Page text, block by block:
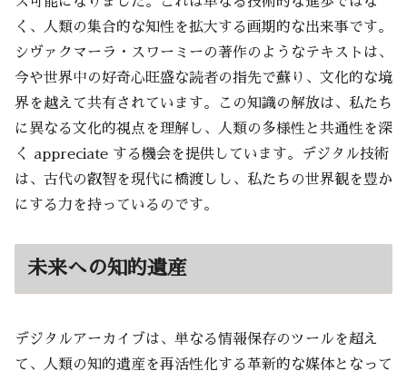
く、人類の集合的な知性を拡大する画期的な出来事です。
シヴァクマーラ・スワーミーの著作のようなテキストは、
今や世界中の好奇心旺盛な読者の指先で蘇り、文化的な境
界を越えて共有されています。この知識の解放は、私たち
に異なる文化的視点を理解し、人類の多様性と共通性を深
く appreciate する機会を提供しています。デジタル技術
は、古代の叡智を現代に橋渡しし、私たちの世界観を豊か
にする力を持っているのです。
未来への知的遺産
デジタルアーカイブは、単なる情報保存のツールを超え
て、人類の知的遺産を再活性化する革新的な媒体となって